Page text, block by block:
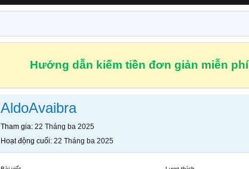
Hướng dẫn kiếm tiền đơn giản miễn phí
AldoAvaibra
Tham gia 22 Tháng ba 2025
Hoạt động cuối 22 Tháng ba 2025